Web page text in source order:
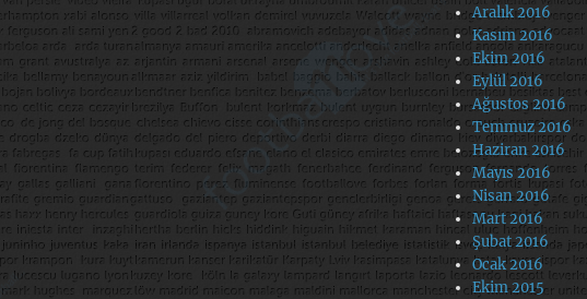
Aralık 2016
Kasım 2016
Ekim 2016
Eylül 2016
Ağustos 2016
Temmuz 2016
Haziran 2016
Mayıs 2016
Nisan 2016
Mart 2016
Şubat 2016
Ocak 2016
Ekim 2015